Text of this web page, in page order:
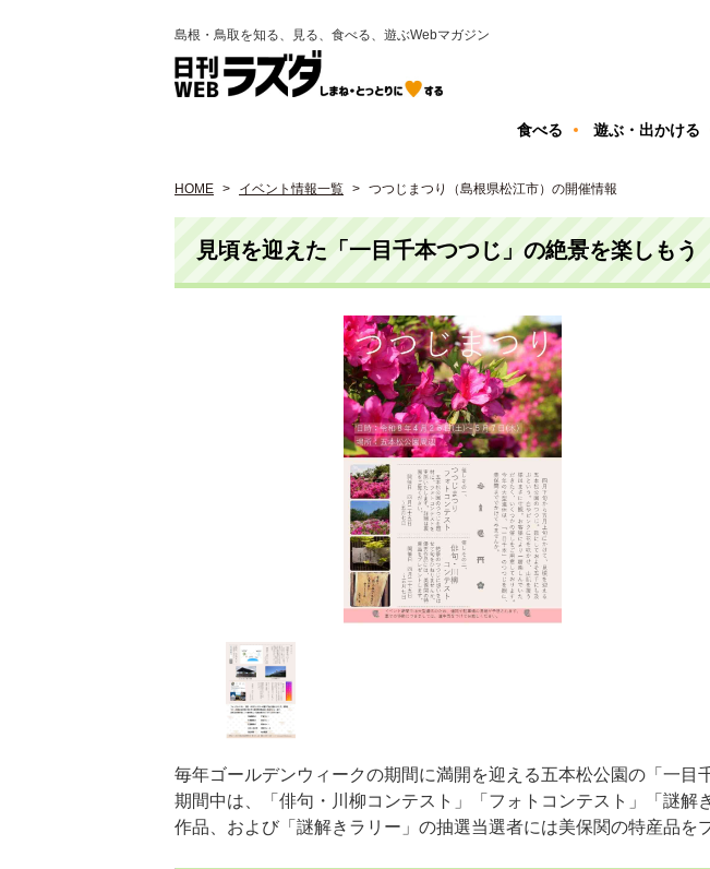
島根・鳥取を知る、見る、食べる、遊ぶWebマガジン
食べる 遊ぶ・出かける
HOME イベント情報一覧 つつじまつり（島根県松江市）の開催情報
見頃を迎えた「一目千本つつじ」の絶景を楽しもう
毎年ゴールデンウィークの期間に満開を迎える五本松公園の「一目
期間中は、「俳句・川柳コンテスト」「フォトコンテスト」「謎
作品、および「謎解きラリー」の抽選当選者には美保関の特産品を